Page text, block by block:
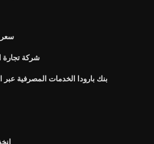
سعر
شركة تجارة
بنك بارودا الخدمات المصرفية عبر